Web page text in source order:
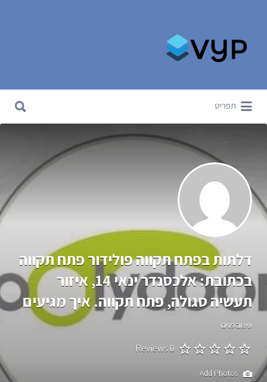
תפריט
דלתות בפתח תקווה פולידור פתח תקווה
בכתובת: אלכסנדר ינאי 14, איזור
תעשיה סגולה, פתח תקווה. איך מגיעים
עיצוב פנים
0 Reviews